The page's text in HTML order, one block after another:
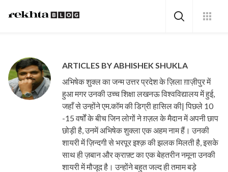
ARTICLES BY ABHISHEK SHUKLA
अभिषेक शुक्ल का जन्म उत्तर प्रदेश के ज़िला ग़ाज़ीपुर में
हुआ मगर उनकी उच्च शिक्षा लखनऊ विश्वविद्यालय में हुई,
जहाँ से उन्होंने एम.कॉम की डिग्री हासिल की| पिछले 10
-15 वर्षों के बीच जिन लोगों ने ग़ज़ल के मैदान में अपनी छाप
छोड़ी है, उनमें अभिषेक शुक्ला एक अहम नाम हैं। उनकी
शायरी में ज़िन्दगी से भरपूर इश्क़ की झलक मिलती है, इसके
साथ ही ज़बान और क्राफ़्ट का एक बेहतरीन नमूना उनकी
शायरी में मौजूद है। उन्होंने बहुत जल्द ही तमाम बड़े